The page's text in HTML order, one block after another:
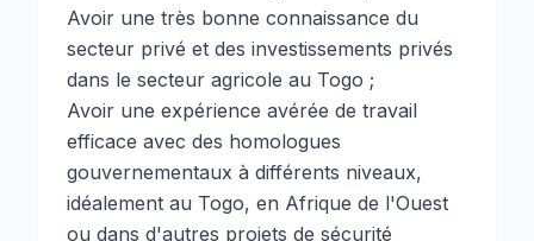
Avoir une très bonne connaissance du
secteur privé et des investissements privés
dans le secteur agricole au Togo ;
Avoir une expérience avérée de travail
efficace avec des homologues
gouvernementaux à différents niveaux,
idéalement au Togo, en Afrique de l'Ouest
ou dans d'autres projets de sécurité